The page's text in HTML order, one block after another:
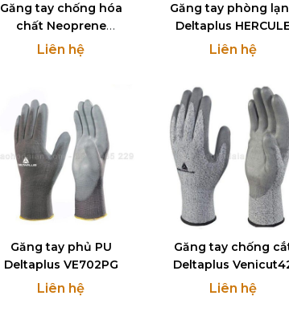
Găng tay chống hóa
chất Neoprene
Deltaplus VE509
Liên hệ
Găng tay phòng
Deltaplus HERCULE
VV750
Liên hệ
Găng tay phủ PU
Deltaplus VE702PG
Liên hệ
Găng tay chống
Deltaplus
Liên hệ